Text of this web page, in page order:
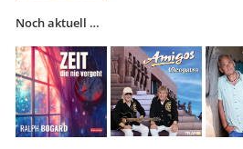
Noch aktuell …